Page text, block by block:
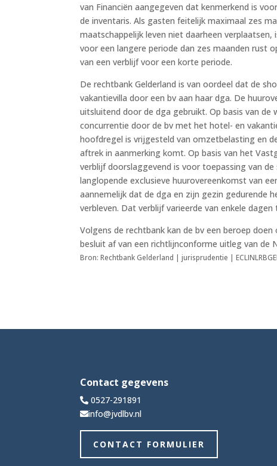
van Financiën aangegeven dat kenmerkend is
de inventaris. Als gasten feitelijk maximaal zes
maatschappelijk leven niet daarheen
voor een langere periode dan zes maanden rust
van een verblijf voor een korte periode.
De rechtbank Gelderland is van oordeel dat de
vakantievilla door een bv aan haar dga. De
uitsluitend door de dga gebruikt. Op basis van
concurrentie door de bv met het hotel- en
hoofdregel is vrijgesteld van omzetbelasting en
aftrek in aanmerking komt. Op basis van het
verblijf doorslaggevend is voor toepassing van
langlopende exclusieve huurovereenkomst van
aannemelijk dat de dga en zijn gezin gedurende
verbleven. Dat verblijf varieerde van enkele
Volgens de rechtbank kan de bv een beroep
besluit af van een richtlijnconforme uitleg van de
Bron: Rechtbank Gelderland | jurisprudentie |
Contact gegevens
0527-291891
info@jvdlbv.nl
CONTACT FORMULIER